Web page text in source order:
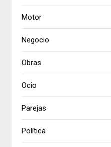
Motor
Negocio
Obras
Ocio
Parejas
Política